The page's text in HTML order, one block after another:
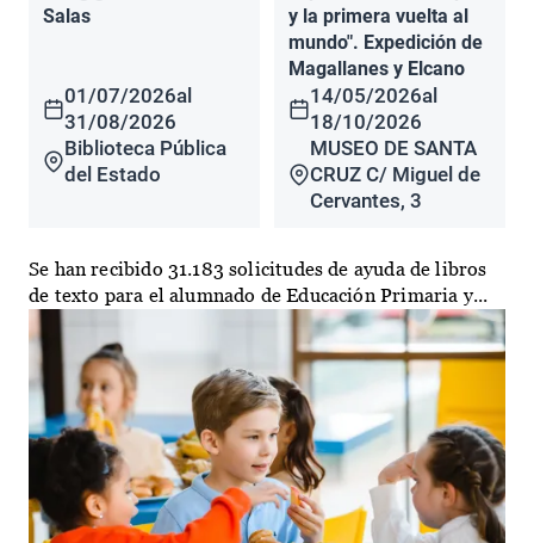
Salas
01/07/2026al
31/08/2026
Biblioteca Pública
del Estado
y la primera vuelta al
mundo". Expedición de
Magallanes y Elcano
14/05/2026al
18/10/2026
MUSEO DE SANTA
CRUZ C/ Miguel de
Cervantes, 3
Se han recibido 31.183 solicitudes de ayuda de libros
de texto para el alumnado de Educación Primaria y...